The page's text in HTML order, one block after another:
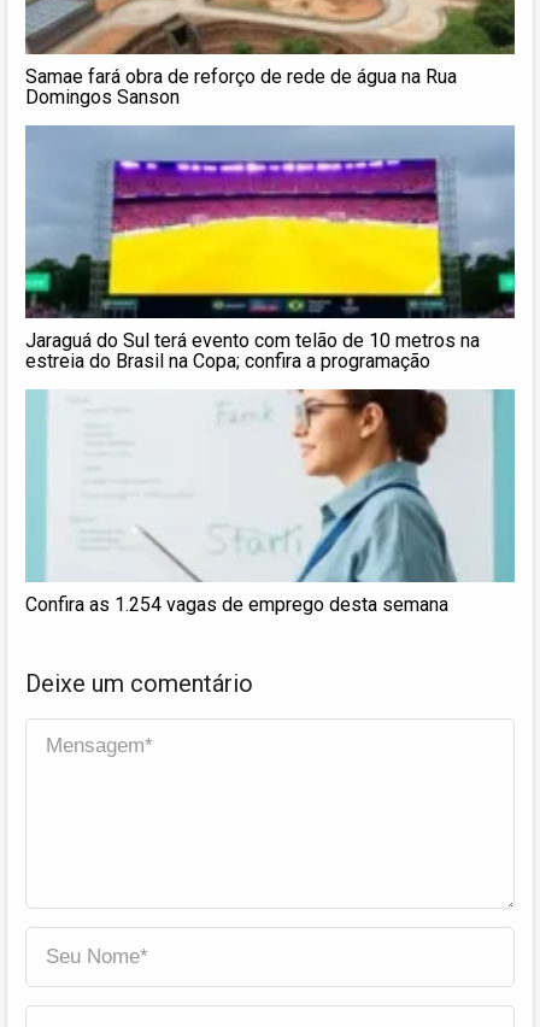
Samae fará obra de reforço de rede de água na Rua
Domingos Sanson
Jaraguá do Sul terá evento com telão de 10 metros na
estreia do Brasil na Copa; confira a programação
Confira as 1.254 vagas de emprego desta semana
Deixe um comentário